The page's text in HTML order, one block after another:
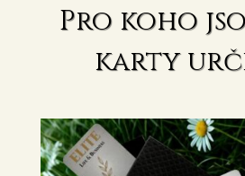
Pro koho
karty